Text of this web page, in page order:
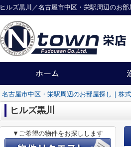
ヒルズ黒川／名古屋市中区・栄駅周辺のお
名古屋市中区・栄駅周辺のお部屋探し｜株
ヒルズ黒川
▼ご希望の物件をお探しします